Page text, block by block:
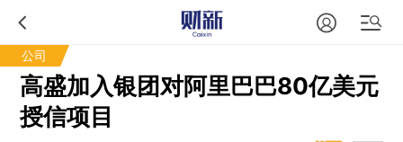
公司
高盛加入银团对阿里巴巴80亿美元
授信项目